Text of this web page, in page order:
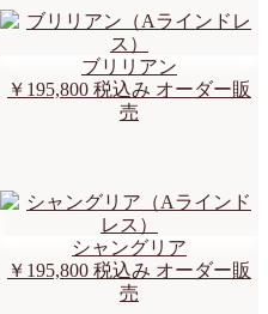
ブリリアン
￥195,800 税込み オーダー販
売
シャングリア
￥195,800 税込み オーダー販
売